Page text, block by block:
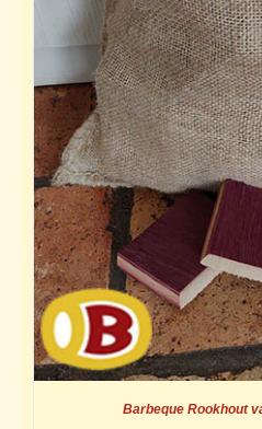
Barbeque Rookhout